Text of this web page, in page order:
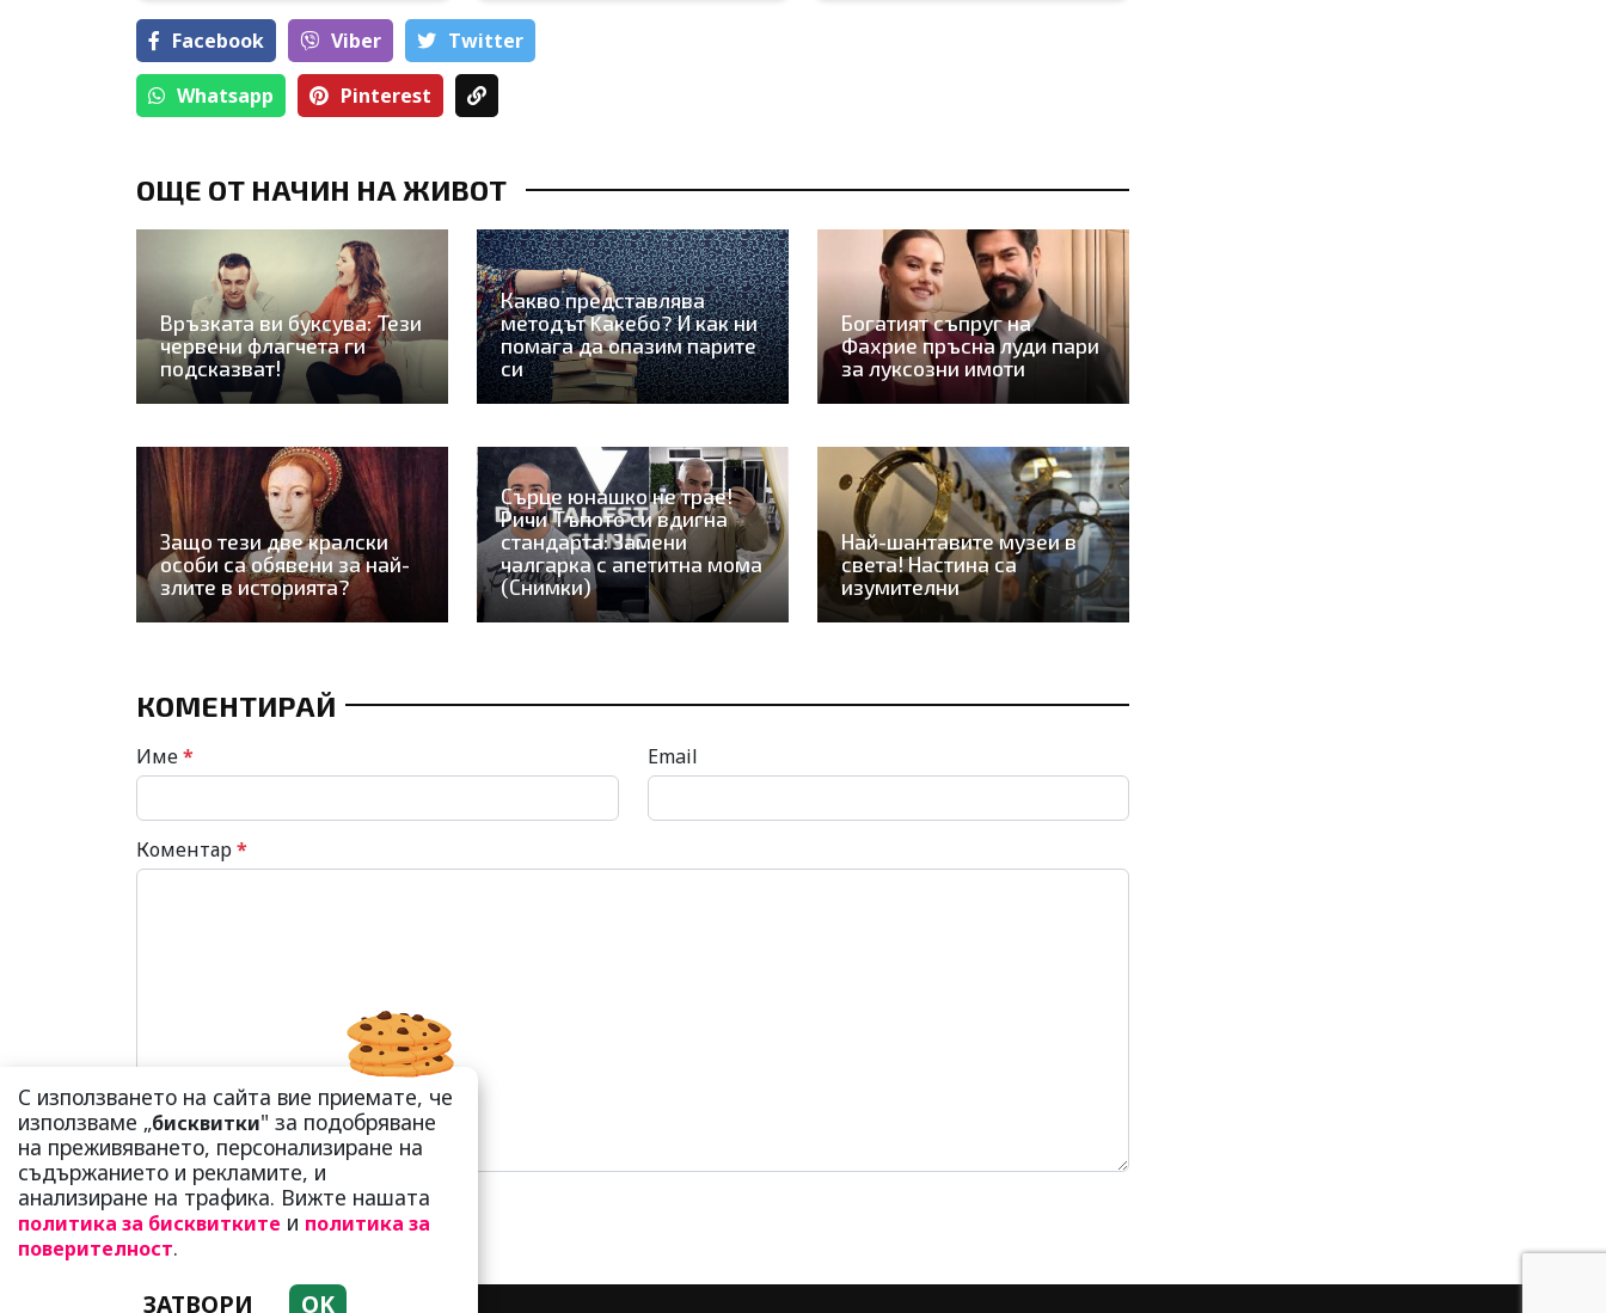
Facebook Viber Тwitter
Whatsapp Pinterest
ОЩЕ ОТ НАЧИН НА ЖИВОТ
Връзката ви буксува: Тези
червени флагчета ги
подсказват!
Какво представлява
методът Kaкебо? И как ни
помага да опазим парите
си
Богатият съпруг на
Фахрие пръсна луди пари
за луксозни имоти
Защо тези две кралски
особи са обявени за най-
злите в историята?
Сърце юнашко не трае!
Ричи Тъпото си вдигна
стандарта: Замени
чалгарка с апетитна мома
(Снимки)
Най-шантавите музеи в
света! Настина са
изумителни
КОМЕНТИРАЙ
Име* Email
Коментар*
С използването на сайта вие приемате, че
използваме „бисквитки" за подобряване
на преживяването, персонализиране на
съдържанието и рекламите, и
анализиране на трафика. Вижте нашата
политика за бисквитките и политика за
поверителност.
ЗАТВОРИ OK